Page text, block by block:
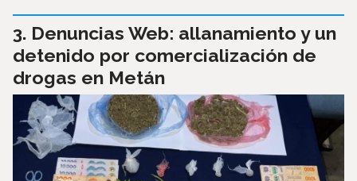
Denuncias Web: allanamiento y un
detenido por comercialización de
drogas en Metán